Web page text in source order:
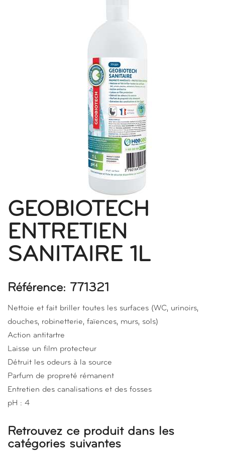
GEOBIOTECH
ENTRETIEN
SANITAIRE 1L
Référence: 771321
Nettoie et fait briller toutes les surfaces (WC, urinoirs,
douches, robinetterie, faïences, murs, sols)
Action antitartre
Laisse un film protecteur
Détruit les odeurs à la source
Parfum de propreté rémanent
Entretien des canalisations et des fosses
pH : 4
Retrouvez ce produit dans les
catégories suivantes